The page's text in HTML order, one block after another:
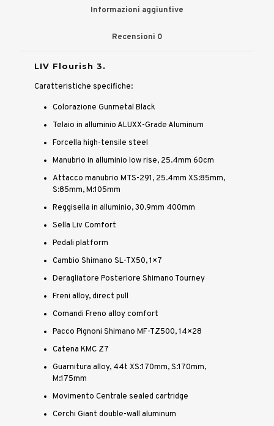
Informazioni aggiuntive
Recensioni 0
LIV Flourish 3.
Caratteristiche specifiche:
Colorazione Gunmetal Black
Telaio in alluminio ALUXX-Grade Aluminum
Forcella high-tensile steel
Manubrio in alluminio low rise, 25.4mm 60cm
Attacco manubrio MTS-291, 25.4mm XS:85mm,
S:85mm, M:105mm
Reggisella in alluminio, 30.9mm 400mm
Sella Liv Comfort
Pedali platform
Cambio Shimano SL-TX50, 1×7
Deragliatore Posteriore Shimano Tourney
Freni alloy, direct pull
Comandi Freno alloy comfort
Pacco Pignoni Shimano MF-TZ500, 14×28
Catena KMC Z7
Guarnitura alloy, 44t XS:170mm, S:170mm,
M:175mm
Movimento Centrale sealed cartridge
Cerchi Giant double-wall aluminum